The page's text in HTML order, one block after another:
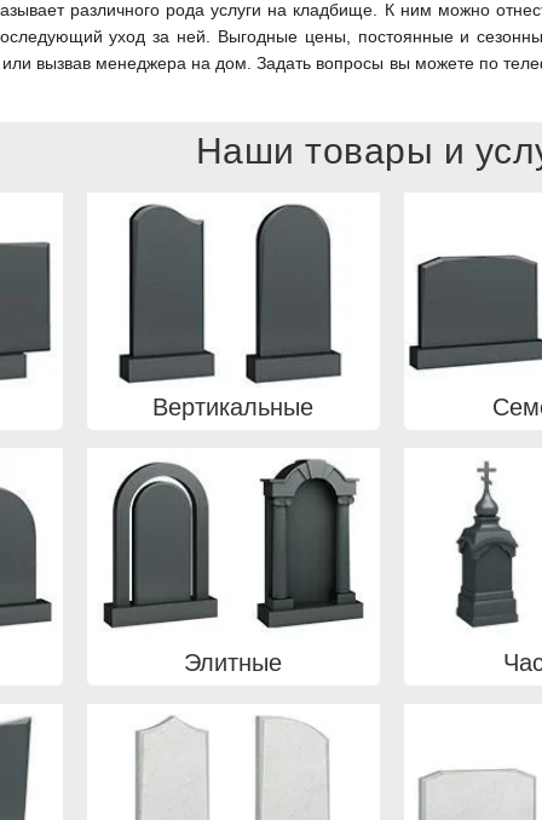
различного рода услуги на кладбище. К ним можно
уход за ней. Выгодные цены, постоянные и
вызвав менеджера на дом. Задать вопросы вы можете по
Наши товары и
Вертикальные
Элитные